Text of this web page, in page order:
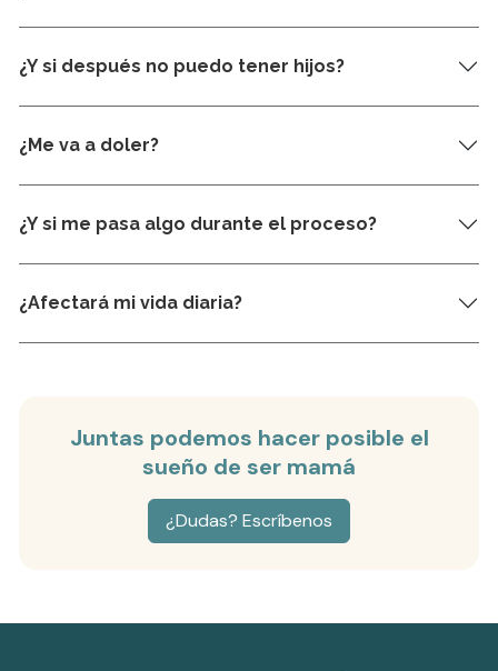
¿Y si después no puedo tener hijos?
¿Me va a doler?
¿Y si me pasa algo durante el proceso?
¿Afectará mi vida diaria?
Juntas podemos hacer posible el
sueño de ser mamá
¿Dudas? Escríbenos